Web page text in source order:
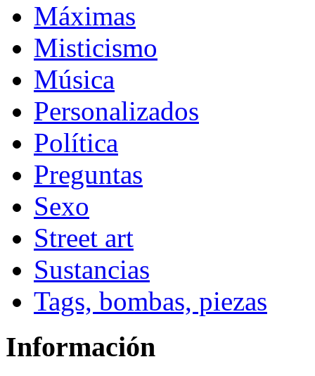
Máximas
Misticismo
Música
Personalizados
Política
Preguntas
Sexo
Street art
Sustancias
Tags, bombas, piezas
Información